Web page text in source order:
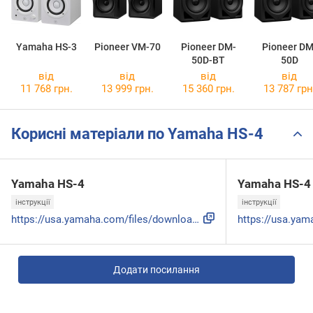
Yamaha HS-3 Pioneer VM-70
Pioneer DM-
50D-BT
Pioneer
50D
від
11 768 грн.
від
13 999 грн.
від
15 360 грн.
від
13 787
Корисні матеріали по Yamaha HS-4
Yamaha HS-4
інструкції
https://usa.yamaha.com/files/download/other_assets/4/160671...
Yamaha HS-4
інструкції
Додати посилання